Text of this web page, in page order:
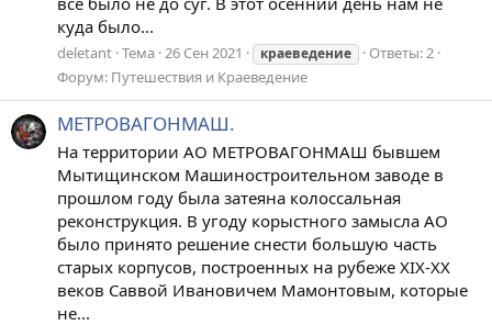
куда было...
deletant Тема 26 Сен 2021 краеведение
Ответы: 2
Форум: Путешествия и Краеведение
МЕТРОВАГОНМАШ.
На территории АО МЕТРОВАГОНМАШ бывшем
Мытищинском Машиностроительном заводе в
прошлом году была затеяна колоссальная
реконструкция. В угоду корыстного замысла АО
было принято решение снести большую часть
старых корпусов, построенных на рубеже XIX-XX
веков Саввой Ивановичем Мамонтовым, которые
не...